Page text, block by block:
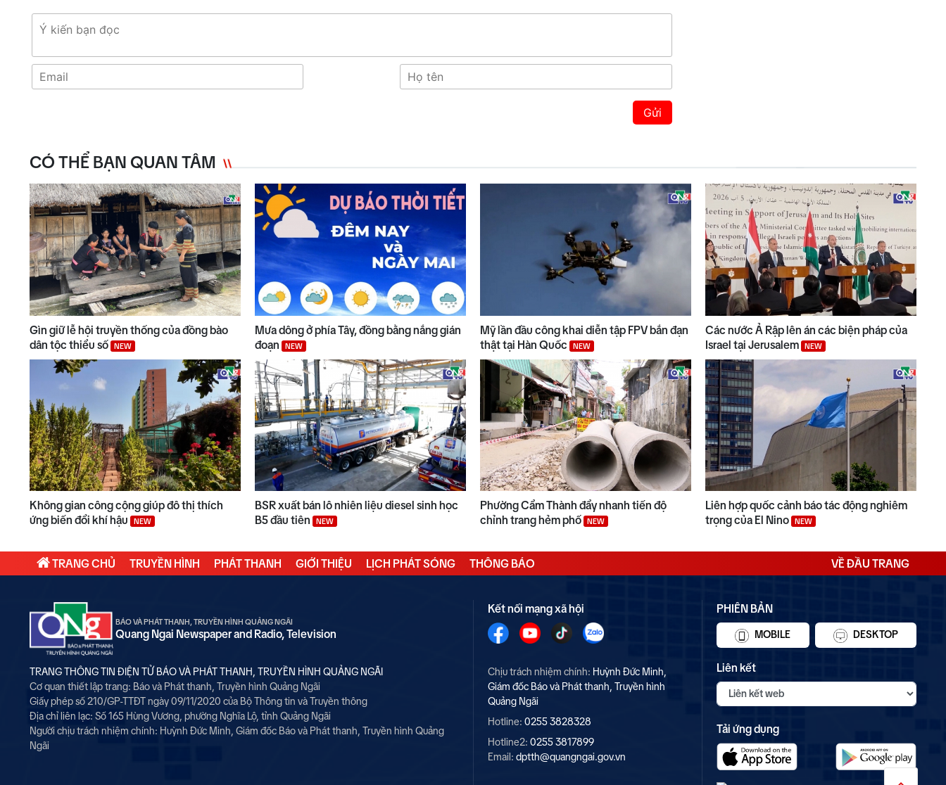
Gửi
CÓ THỂ BẠN QUAN TÂM
Gìn giữ lễ hội truyền thống của đồng bào
dân tộc thiểu số
NEW
Mưa dông ở phía Tây, đồng bằng nắng gián
đoạn
NEW
Mỹ lần đầu công khai diễn tập FPV bắn đạn
thật tại Hàn Quốc
NEW
Các nước Ả Rập lên án các biện pháp của
Israel tại Jerusalem
NEW
Không gian công cộng giúp đô thị thích
ứng biến đổi khí hậu
NEW
BSR xuất bán lô nhiên liệu diesel sinh học
B5 đầu tiên
NEW
Phường Cẩm Thành đẩy nhanh tiến độ
chỉnh trang hẻm phố
NEW
Liên hợp quốc cảnh báo tác động nghiêm
trọng của El Nino
NEW
TRANG CHỦ TRUYỀN HÌNH PHÁT THANH GIỚI THIỆU LỊCH PHÁT SÓNG THÔNG BÁO VỀ ĐẦU TRANG
BÁO VÀ PHÁT THANH, TRUYỀN HÌNH QUẢNG NGÃI
Quang Ngai Newspaper and Radio, Television
TRANG THÔNG TIN ĐIỆN TỬ BÁO VÀ PHÁT THANH, TRUYỀN HÌNH QUẢNG NGÃI
Cơ quan thiết lập trang: Báo và Phát thanh, Truyền hình Quảng Ngãi
Giấy phép số 210/GP-TTĐT ngày 09/11/2020 của Bộ Thông tin và Truyền thông
Địa chỉ liên lạc: Số 165 Hùng Vương, phường Nghĩa Lộ, tỉnh Quảng Ngãi
Người chịu trách nhiệm chính: Huỳnh Đức Minh, Giám đốc Báo và Phát thanh, Truyền hình Quảng
Ngãi
Kết nối mạng xã hội
Chịu trách nhiệm chính: Huỳnh Đức Minh,
Giám đốc Báo và Phát thanh, Truyền hình
Quảng Ngãi
Hotline: 0255 3828328
Hotline2: 0255 3817899
Email: dptth@quangngai.gov.vn
PHIÊN BẢN
MOBILE DESKTOP
Liên kết
Tải ứng dụng